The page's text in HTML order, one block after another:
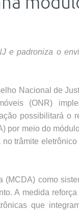
e padroniza o
Nacional de
(ONR)
possibilitará o
por meio do
trâmite
como
A medida
que